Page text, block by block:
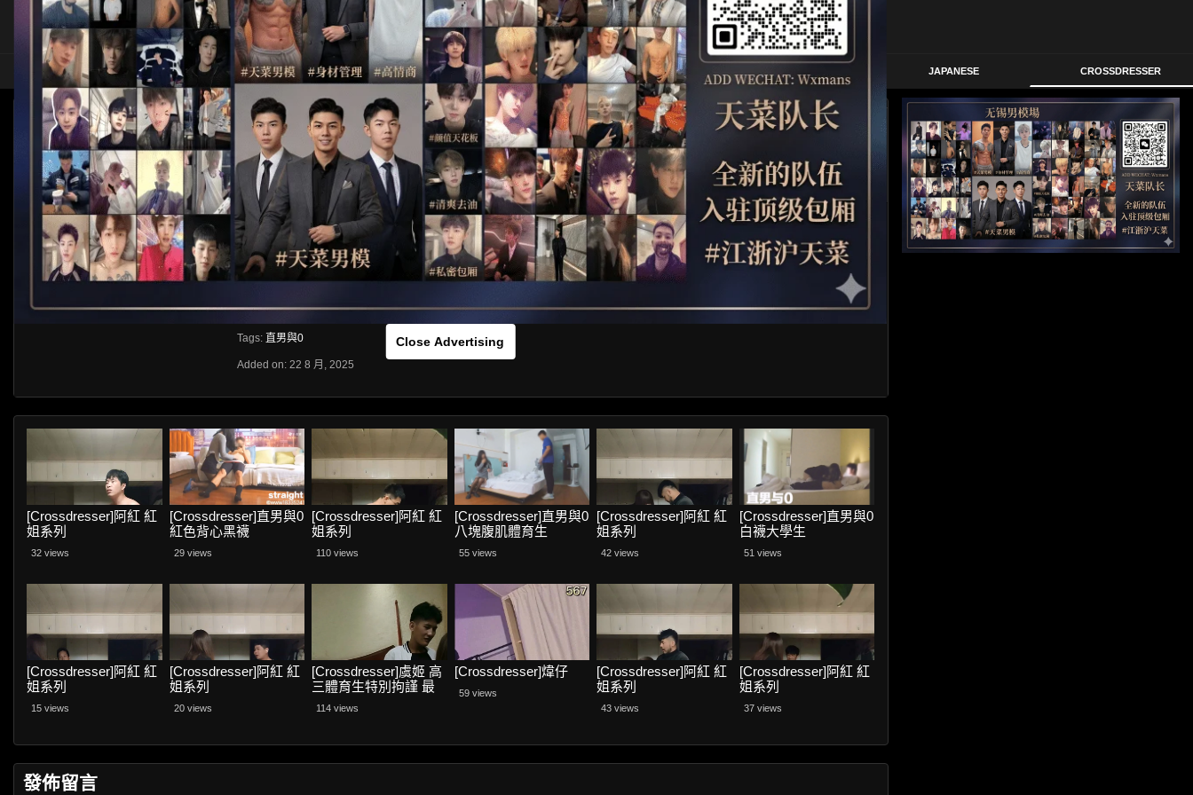
HOME ASIA SOLO OTHER HIDDENCAMERA JAPANESE CROSSDRESSER
Close Advertising
[CROSSDRESSER]直男與0 HLS
Like About Share
VIEWS
0 0
[rihide]訪問密碼/Access passwords：0fds572q[/rihide]
獲取訪問密碼/Get access passwords： https://ouo.io/9RHn35
From:G20
Category:Crossdresser
Tags: 直男與0
Added on: 22 8 月, 2025
[Crossdresser]阿紅 紅
姐系列
32 views
[Crossdresser]直男與0
紅色背心黑襪
29 views
[Crossdresser]阿紅 紅
姐系列
110 views
[Crossdresser]直男與0
八塊腹肌體育生
55 views
[Crossdresser]阿紅 紅
姐系列
42 views
[Crossdresser]直男與0
白襪大學生
51 views
[Crossdresser]阿紅 紅
姐系列
15 views
[Crossdresser]阿紅 紅
姐系列
20 views
[Crossdresser]虞姬 高
三體育生特別拘謹 最
後操射
114 views
[Crossdresser]煒仔
59 views
[Crossdresser]阿紅 紅
姐系列
43 views
[Crossdresser]阿紅 紅
姐系列
37 views
發佈留言